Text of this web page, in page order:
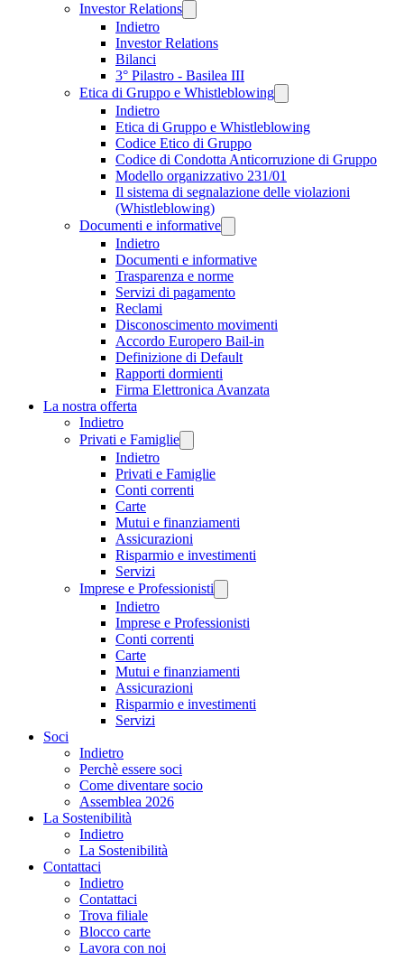
Investor Relations
Indietro
Investor Relations
Bilanci
3° Pilastro - Basilea III
Etica di Gruppo e Whistleblowing
Indietro
Etica di Gruppo e Whistleblowing
Codice Etico di Gruppo
Codice di Condotta Anticorruzione di Gruppo
Modello organizzativo 231/01
Il sistema di segnalazione delle violazioni
(Whistleblowing)
Documenti e informative
Indietro
Documenti e informative
Trasparenza e norme
Servizi di pagamento
Reclami
Disconoscimento movimenti
Accordo Europero Bail-in
Definizione di Default
Rapporti dormienti
Firma Elettronica Avanzata
La nostra offerta
Indietro
Privati e Famiglie
Indietro
Privati e Famiglie
Conti correnti
Carte
Mutui e finanziamenti
Assicurazioni
Risparmio e investimenti
Servizi
Imprese e Professionisti
Indietro
Imprese e Professionisti
Conti correnti
Carte
Mutui e finanziamenti
Assicurazioni
Risparmio e investimenti
Servizi
Soci
Indietro
Perchè essere soci
Come diventare socio
Assemblea 2026
La Sostenibilità
Indietro
La Sostenibilità
Contattaci
Indietro
Contattaci
Trova filiale
Blocco carte
Lavora con noi